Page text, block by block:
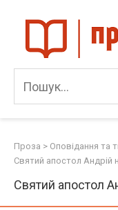
content
Проза > Оповідання та
Святий апостол Андрій
Святий апостол